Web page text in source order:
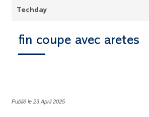
Techday
fin coupe avec aretes
Publié le 23 April 2025